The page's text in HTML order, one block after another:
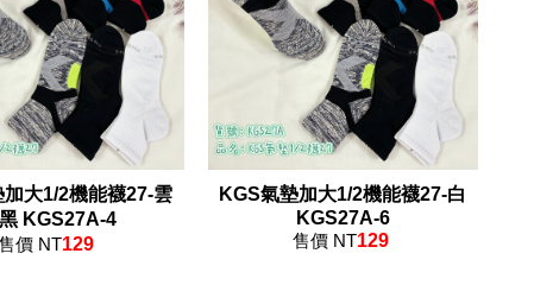
加大1/2機能襪27-雲
彩黑 KGS27A-4
價 NT129
KGS氣墊加大1/2機能襪27-白
KGS27A-6
售價 NT129